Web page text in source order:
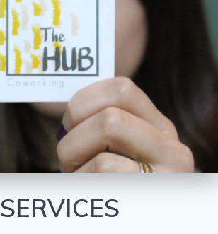
SERVICES